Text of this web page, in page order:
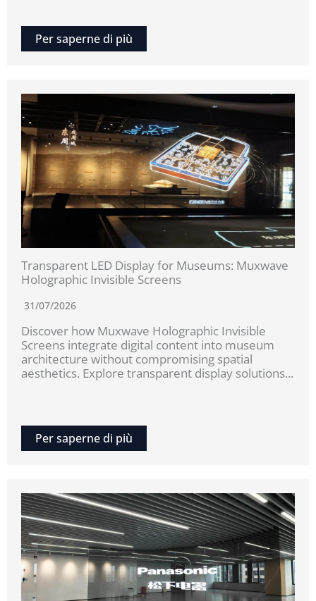
Per saperne di più
Transparent LED Display for Museums: Muxwave
Holographic Invisible Screens
31/07/2026
Discover how Muxwave Holographic Invisible
Screens integrate digital content into museum
architecture without compromising spatial
aesthetics. Explore transparent display solutions...
Per saperne di più